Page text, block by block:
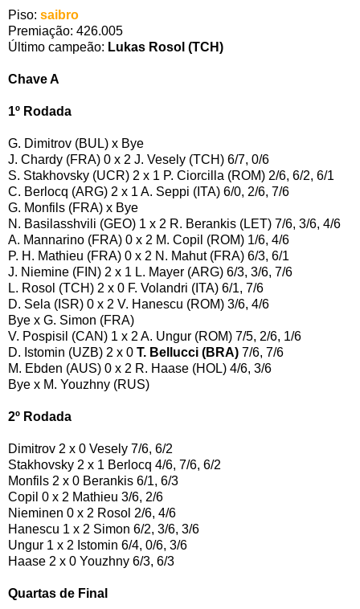
Piso: saibro
Premiação: 426.005
Último campeão: Lukas Rosol (TCH)
Chave A
1º Rodada
G. Dimitrov (BUL) x Bye
J. Chardy (FRA) 0 x 2 J. Vesely (TCH) 6/7, 0/6
S. Stakhovsky (UCR) 2 x 1 P. Ciorcilla (ROM) 2/6, 6/2, 6/1
C. Berlocq (ARG) 2 x 1 A. Seppi (ITA) 6/0, 2/6, 7/6
G. Monfils (FRA) x Bye
N. Basilasshvili (GEO) 1 x 2 R. Berankis (LET) 7/6, 3/6, 4/6
A. Mannarino (FRA) 0 x 2 M. Copil (ROM) 1/6, 4/6
P. H. Mathieu (FRA) 0 x 2 N. Mahut (FRA) 6/3, 6/1
J. Niemine (FIN) 2 x 1 L. Mayer (ARG) 6/3, 3/6, 7/6
L. Rosol (TCH) 2 x 0 F. Volandri (ITA) 6/1, 7/6
D. Sela (ISR) 0 x 2 V. Hanescu (ROM) 3/6, 4/6
Bye x G. Simon (FRA)
V. Pospisil (CAN) 1 x 2 A. Ungur (ROM) 7/5, 2/6, 1/6
D. Istomin (UZB) 2 x 0 T. Bellucci (BRA) 7/6, 7/6
M. Ebden (AUS) 0 x 2 R. Haase (HOL) 4/6, 3/6
Bye x M. Youzhny (RUS)
2º Rodada
Dimitrov 2 x 0 Vesely 7/6, 6/2
Stakhovsky 2 x 1 Berlocq 4/6, 7/6, 6/2
Monfils 2 x 0 Berankis 6/1, 6/3
Copil 0 x 2 Mathieu 3/6, 2/6
Nieminen 0 x 2 Rosol 2/6, 4/6
Hanescu 1 x 2 Simon 6/2, 3/6, 3/6
Ungur 1 x 2 Istomin 6/4, 0/6, 3/6
Haase 2 x 0 Youzhny 6/3, 6/3
Quartas de Final